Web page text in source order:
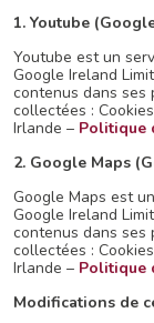
1. Youtube
Youtube est un
Google Ireland
contenus dans ses
collectées :
Irlande – Politique
2. Google Maps
Google Maps est
Google Ireland
contenus dans ses
collectées :
Irlande – Politique
Modifications de